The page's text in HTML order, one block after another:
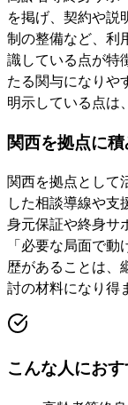
を掲げ、契約や説
制の整備など、利
識している点が特
たる関与になりや
明示している点は
関西を拠点に
関西を拠点として
した相談導線や支
身元保証や終身サ
「必要な局面で
歴があることは、
討の材料になり得
こんな人にお